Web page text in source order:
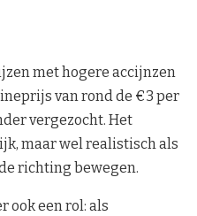
met hogere accijnzen
van rond de €3 per
vergezocht. Het
maar wel realistisch als
richting bewegen.
ook een rol: als